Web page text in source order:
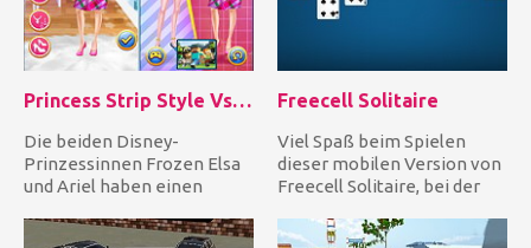
Princess Strip Style Vs Grid Style
Die beiden Disney-
Prinzessinnen Frozen Elsa
und Ariel haben einen
Stil bes...
Freecell Solitaire
Viel Spaß beim Spielen
dieser mobilen Version von
Freecell Solitaire, bei der